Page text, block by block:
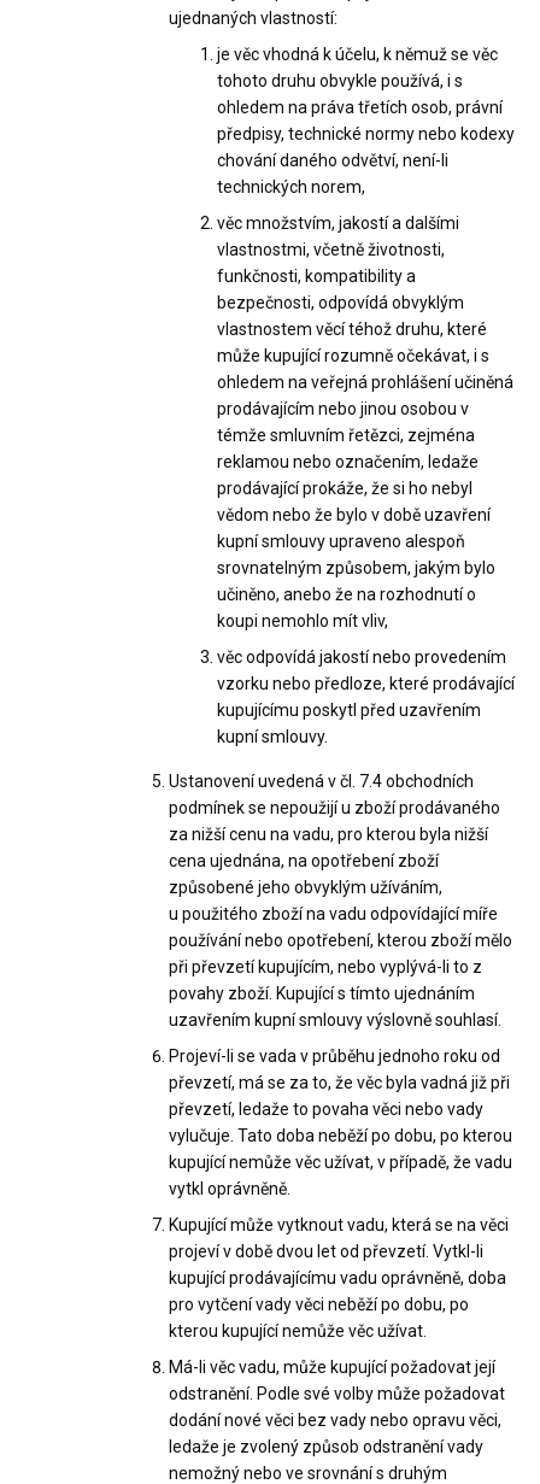
ujednaných vlastností:
je věc vhodná k účelu, k němuž se věc
tohoto druhu obvykle používá, i s
ohledem na práva třetích osob, právní
předpisy, technické normy nebo kodexy
chování daného odvětví, není-li
technických norem,
věc množstvím, jakostí a dalšími
vlastnostmi, včetně životnosti,
funkčnosti, kompatibility a
bezpečnosti, odpovídá obvyklým
vlastnostem věcí téhož druhu, které
může kupující rozumně očekávat, i s
ohledem na veřejná prohlášení učiněná
prodávajícím nebo jinou osobou v
témže smluvním řetězci, zejména
reklamou nebo označením, ledaže
prodávající prokáže, že si ho nebyl
vědom nebo že bylo v době uzavření
kupní smlouvy upraveno alespoň
srovnatelným způsobem, jakým bylo
učiněno, anebo že na rozhodnutí o
koupi nemohlo mít vliv,
věc odpovídá jakostí nebo provedením
vzorku nebo předloze, které prodávající
kupujícímu poskytl před uzavřením
kupní smlouvy.
Ustanovení uvedená v čl. 7.4 obchodních
podmínek se nepoužijí u zboží prodávaného
za nižší cenu na vadu, pro kterou byla nižší
cena ujednána, na opotřebení zboží
způsobené jeho obvyklým užíváním,
u použitého zboží na vadu odpovídající míře
používání nebo opotřebení, kterou zboží mělo
při převzetí kupujícím, nebo vyplývá-li to z
povahy zboží. Kupující s tímto ujednáním
uzavřením kupní smlouvy výslovně souhlasí.
Projeví-li se vada v průběhu jednoho roku od
převzetí, má se za to, že věc byla vadná již při
převzetí, ledaže to povaha věci nebo vady
vylučuje. Tato doba neběží po dobu, po kterou
kupující nemůže věc užívat, v případě, že vadu
vytkl oprávněně.
Kupující může vytknout vadu, která se na věci
projeví v době dvou let od převzetí. Vytkl-li
kupující prodávajícímu vadu oprávněně, doba
pro vytčení vady věci neběží po dobu, po
kterou kupující nemůže věc užívat.
Má-li věc vadu, může kupující požadovat její
odstranění. Podle své volby může požadovat
dodání nové věci bez vady nebo opravu věci,
ledaže je zvolený způsob odstranění vady
nemožný nebo ve srovnání s druhým